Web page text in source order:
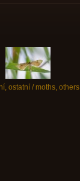
ostatní / moths, others